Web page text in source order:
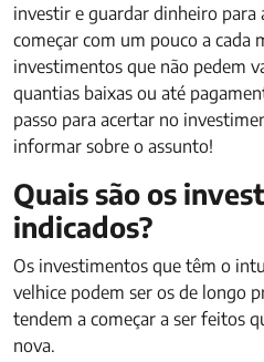
investir e guardar dinheiro para
começar com um pouco a cada
investimentos que não pedem
quantias baixas ou até
passo para acertar no
informar sobre o assunto!
Quais são os
indicados?
Os investimentos que têm o
velhice podem ser os de longo
tendem a começar a ser feitos
nova.